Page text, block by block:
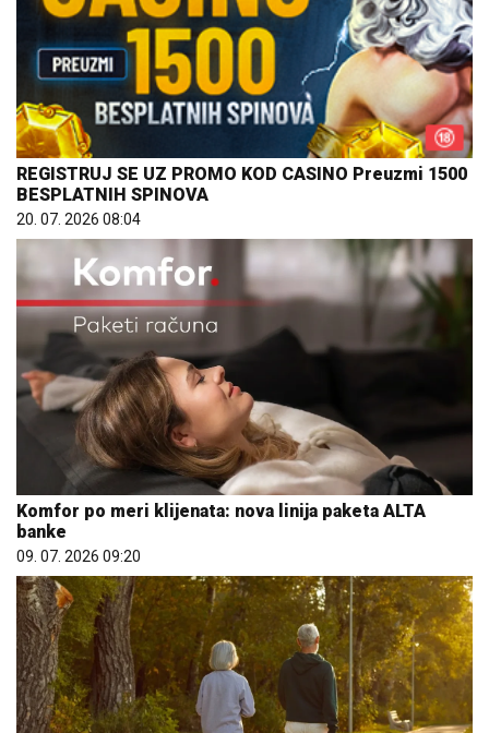
REGISTRUJ SE UZ PROMO KOD CASINO Preuzmi 1500
BESPLATNIH SPINOVA
20. 07. 2026 08:04
Komfor po meri klijenata: nova linija paketa ALTA
banke
09. 07. 2026 09:20